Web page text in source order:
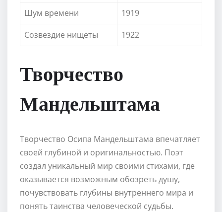
Шум времени
1919
Созвездие нищеты
1922
Творчество
Мандельштама
Творчество Осипа Мандельштама впечатляет
своей глубиной и оригинальностью. Поэт
создал уникальный мир своими стихами, где
оказывается возможным обозреть душу,
почувствовать глубины внутреннего мира и
понять таинства человеческой судьбы.